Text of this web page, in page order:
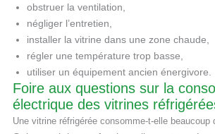
obstruer la ventilation,
négliger l’entretien,
installer la vitrine dans une zone chaude,
régler une température trop basse,
utiliser un équipement ancien énergivore.
Foire aux questions sur la
électrique des vitrines
Une vitrine réfrigérée consomme-t-elle beaucoup